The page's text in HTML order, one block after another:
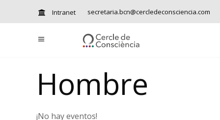
Intranet secretaria.bcn@cercledeconsciencia.com
Hombre
¡No hay eventos!